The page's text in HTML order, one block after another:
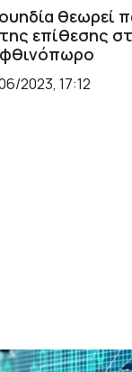
θεωρεί
επίθεσης
2023, 17:12